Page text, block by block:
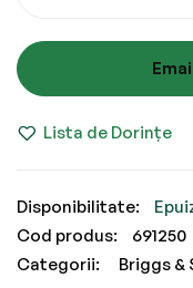
Lista de Dorințe
Cod produs
691250
Categorii:
Briggs